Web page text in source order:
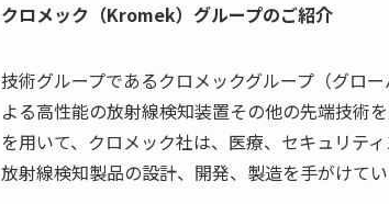
クロメック（Kromek） グループのご紹介
技術グループであるクロメックグループ（グロ
よる高性能の放射線検知装置その他の先端技術
を用いて、クロメック社は、医療、セキュリテ
放射線検知製品の設計、開発、製造を手がけてい